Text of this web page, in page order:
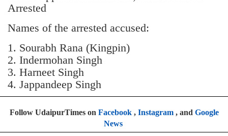
Arrested
Names of the arrested accused:
1. Sourabh Rana (Kingpin)
2. Indermohan Singh
3. ⁠Harneet Singh
4. ⁠Jappandeep Singh
Follow UdaipurTimes on Facebook, Instagram, and Google
News